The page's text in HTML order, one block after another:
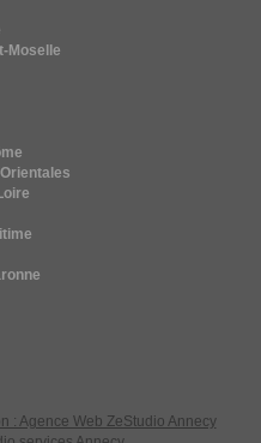
Moselle
: Agence Web ZeStudio Annecy